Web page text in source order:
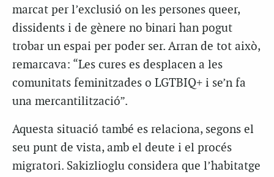
marcat per l’exclusió on les persones queer,
dissidents i de gènere no binari han pogut
trobar un espai per poder ser. Arran de tot això,
remarcava: “Les cures es desplacen a les
comunitats feminitzades o LGTBIQ+ i se’n fa
una mercantilització”.
Aquesta situació també es relaciona, segons el
seu punt de vista, amb el deute i el procés
migratori. Sakizlioglu considera que l’habitatge